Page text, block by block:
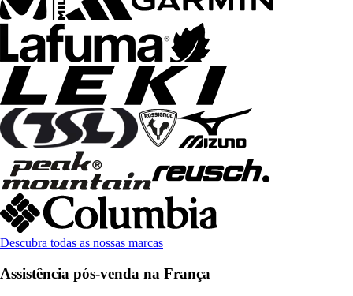
Descubra todas as nossas marcas
Assistência pós-venda na França